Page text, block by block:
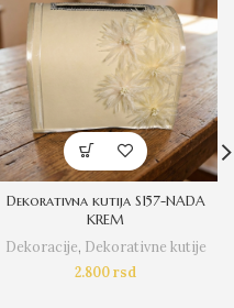
Dekorativna kutija S157-NADA
KREM
Dekoracije, Dekorativne kutije
2.800rsd